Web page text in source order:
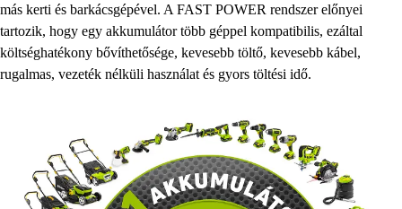
más kerti és barkácsgépével. A FAST POWER rendszer előnyei
tartozik, hogy egy akkumulátor több géppel kompatibilis, ezáltal
költséghatékony bővíthetősége, kevesebb töltő, kevesebb kábel,
rugalmas, vezeték nélküli használat és gyors töltési idő.